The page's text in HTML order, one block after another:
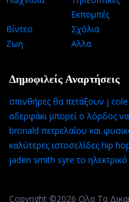
Εκπομπές
Βίντεο Σχόλια
Ζωη
Αλλα
Δημοφιλείς Αναρτήσεις
σπινθήρες θα πετάξουν j
αδερφάκι μπορεί ο λόρδος
bronald πετρελαίου και
καλύτερες ιστοσελίδες hip
jaden smith syre το
Copyright ©2026 Ολα Τα